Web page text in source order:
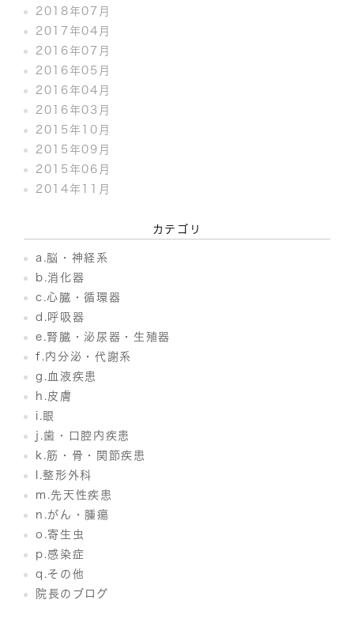
2018年07月
2017年04月
2016年07月
2016年05月
2016年04月
2016年03月
2015年10月
2015年09月
2015年06月
2014年11月
カテゴリ
a.脳・神経系
b.消化器
c.心臓・循環器
d.呼吸器
e.腎臓・泌尿器・生殖器
f.内分泌・代謝系
g.血液疾患
h.皮膚
i.眼
j.歯・口腔内疾患
k.筋・骨・関節疾患
l.整形外科
m.先天性疾患
n.がん・腫瘍
o.寄生虫
p.感染症
q.その他
院長のブログ